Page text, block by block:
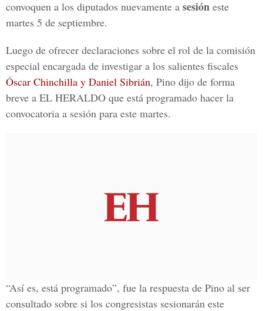
convoquen a los diputados nuevamente a sesión este
martes 5 de septiembre.
Luego de ofrecer declaraciones sobre el rol de la comisión
especial encargada de investigar a los salientes fiscales
Óscar Chinchilla y Daniel Sibrián, Pino dijo de forma
breve a EL HERALDO que está programado hacer la
convocatoria a sesión para este martes.
“Así es, está programado”, fue la respuesta de Pino al ser
consultado sobre si los congresistas sesionarán este